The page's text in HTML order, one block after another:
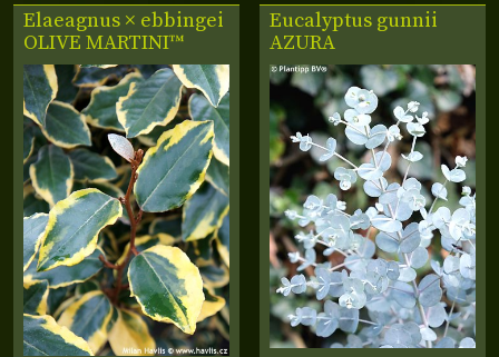
Elaeagnus × ebbingei
OLIVE MARTINI™
Eucalyptus gunnii
AZURA